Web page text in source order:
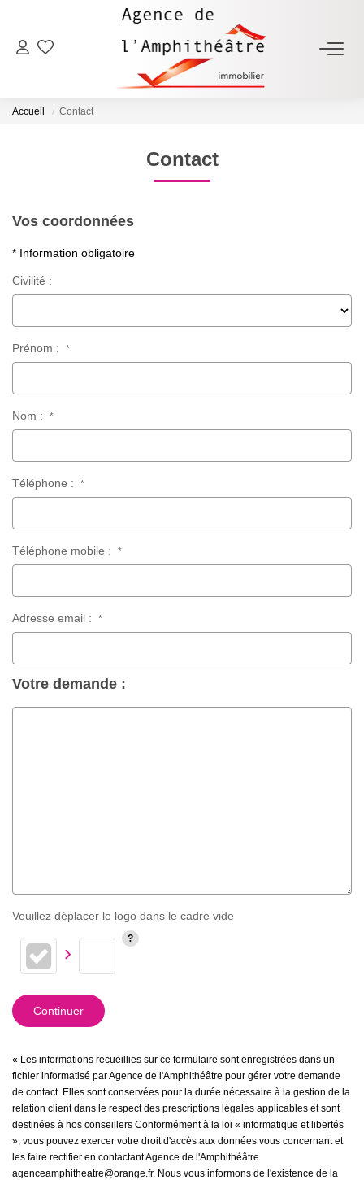
ACHETER
ESTIMER
FAIRE GÉRER
Nos Actualités
Accueil Contact
Contact
Vos coordonnées
* Information obligatoire
Civilité :
Prénom : *
Nom : *
Téléphone : *
Téléphone mobile : *
Adresse email : *
Votre demande :
Veuillez déplacer le logo dans le cadre vide
Continuer
« Les informations recueillies sur ce formulaire sont enregistrées dans un
fichier informatisé par Agence de l'Amphithéâtre pour gérer votre demande
de contact. Elles sont conservées pour la durée nécessaire à la gestion de la
relation client dans le respect des prescriptions légales applicables et sont
destinées à nos conseillers Conformément à la loi « informatique et libertés
», vous pouvez exercer votre droit d'accès aux données vous concernant et
les faire rectifier en contactant Agence de l'Amphithéâtre
agenceamphitheatre@orange.fr. Nous vous informons de l'existence de la